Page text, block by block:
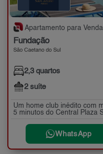
Apartamento para Venda no
Fundação
São Caetano do Sul
2,3 quartos
2 suíte
Um home club inédito com
5 minutos do Central Plaza
WhatsApp